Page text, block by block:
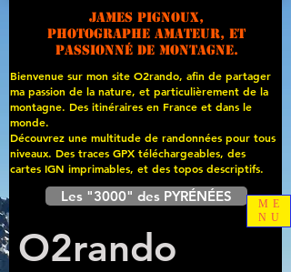
James PIGNOUX,
photographe amateur, et
passionné de montagne.
Bienvenue sur mon site O2rando, afin de partager
ma passion de la nature, et particulièrement de la
montagne. Des itinéraires en France et dans le
monde.
Découvrez une multitude de randonnées pour tous
niveaux. Des traces GPX téléchargeables, des
cartes IGN imprimables, et des topos descriptifs.
Les "3000" des PYRÉNÉES
O2rando
ME
NU